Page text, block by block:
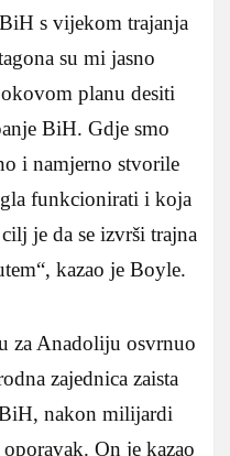
s vijekom trajanja
su mi jasno
planu desiti
BiH. Gdje smo
i namjerno stvorile
funkcionirati i koja
je da se izvrši trajna
kazao je Boyle.
za Anadoliju osvrnuo
zajednica zaista
nakon milijardi
On je kazao